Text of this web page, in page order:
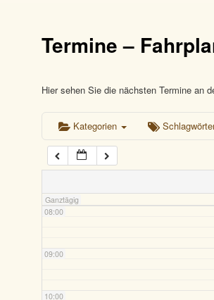
Termine –
Hier sehen Sie die nächsten Termine an
Kategorien
Ganztägig
04:00
05:00
06:00
07:00
08:00
09:00
10:00